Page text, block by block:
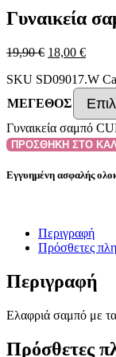
Γυναικεία
19,90€ 18,00 €
SKU SD09017.W
ΜΕΓΕΘΟΣ
Γυναικεία σαμπό
ΠΡΟΣΘΗΚΗ ΣΤΟ
Εγγυημένη ασφαλής
Περιγραφή
Πρόσθετες
Περιγραφή
Ελαφριά σαμπό με
Πρόσθετες